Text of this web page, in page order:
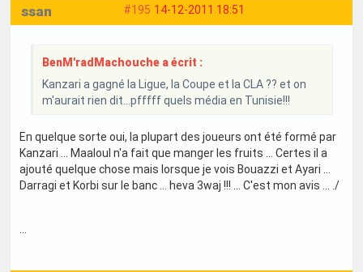
#195 14-12-2011 18:51
ssan
BenM'radMachouche a écrit :
Kanzari a gagné la Ligue, la Coupe et la CLA ?? et on
m'aurait rien dit...pfffff quels média en Tunisie!!!
En quelque sorte oui, la plupart des joueurs ont été formé par
Kanzari ... Maaloul n'a fait que manger les fruits ... Certes il a
ajouté quelque chose mais lorsque je vois Bouazzi et Ayari ...
Darragi et Korbi sur le banc ... heva 3waj !!! ... C'est mon avis ... ./
...